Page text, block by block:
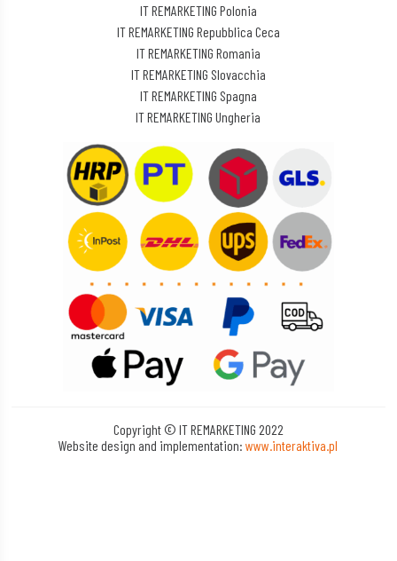
IT REMARKETING Polonia
IT REMARKETING Repubblica Ceca
IT REMARKETING Romania
IT REMARKETING Slovacchia
IT REMARKETING Spagna
IT REMARKETING Ungheria
Copyright © IT REMARKETING 2022
Website design and implementation:www.interaktiva.pl